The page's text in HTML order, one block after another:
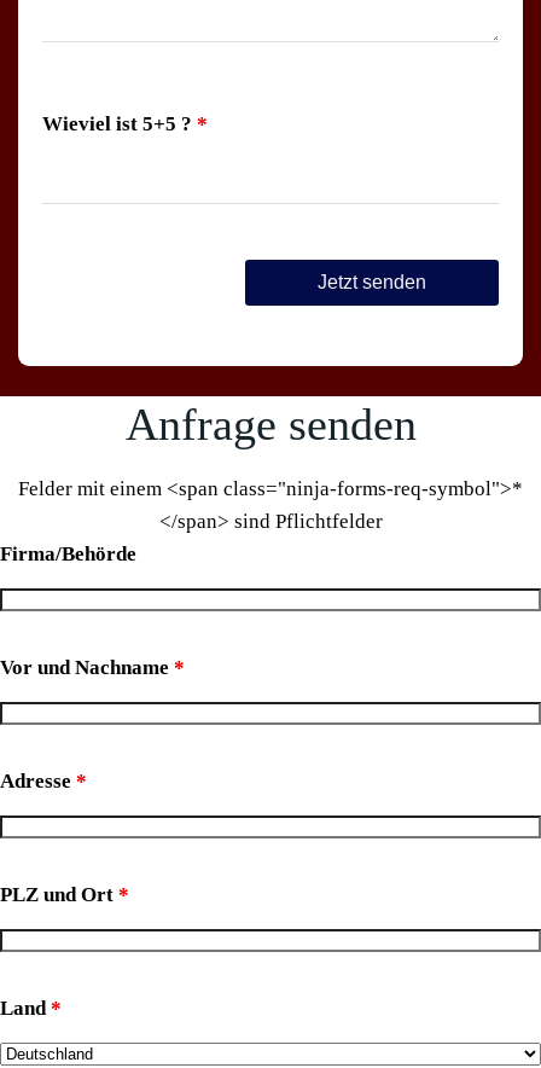
Wieviel ist 5+5 ? *
Anfrage senden
Felder mit einem <span class="ninja-forms-req-symbol">*
</span> sind Pflichtfelder
Firma/Behörde
Vor und Nachname *
Adresse *
PLZ und Ort *
Land*